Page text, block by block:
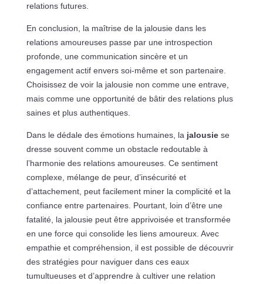
relations futures.
En conclusion, la maîtrise de la jalousie dans les
relations amoureuses passe par une introspection
profonde, une communication sincère et un
engagement actif envers soi-même et son partenaire.
Choisissez de voir la jalousie non comme une entrave,
mais comme une opportunité de bâtir des relations plus
saines et plus authentiques.
Dans le dédale des émotions humaines, la jalousiese
dresse souvent comme un obstacle redoutable à
l’harmonie des relations amoureuses. Ce sentiment
complexe, mélange de peur, d’insécurité et
d’attachement, peut facilement miner la complicité et la
confiance entre partenaires. Pourtant, loin d’être une
fatalité, la jalousie peut être apprivoisée et transformée
en une force qui consolide les liens amoureux. Avec
empathie et compréhension, il est possible de découvrir
des stratégies pour naviguer dans ces eaux
tumultueuses et d’apprendre à cultiver une relation